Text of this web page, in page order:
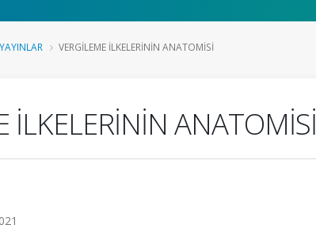
VERGİLEME İLKELERİNİN ANATOMİSİ
İLKELERİNİN ANATOMİSİ